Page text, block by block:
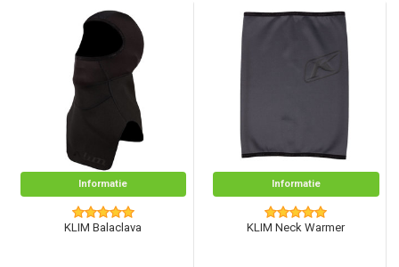
Informatie
KLIM Balaclava
Informatie
KLIM Neck Warmer